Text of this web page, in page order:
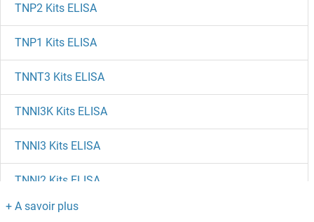
TNP2 Kits ELISA
TNP1 Kits ELISA
TNNT3 Kits ELISA
TNNI3K Kits ELISA
TNNI3 Kits ELISA
TNNI2 Kits ELISA
TNNI1 Kits ELISA